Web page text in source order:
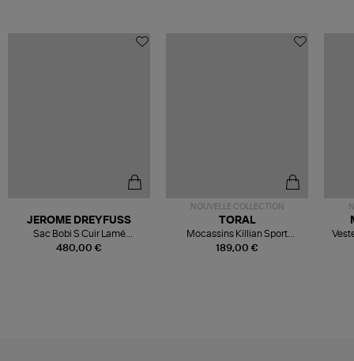
480,00 €
JEROME DREYFUSS
Sac Bobi S Cuir Lamé
Champagne
NOUVELLE COLLECTION
189,00 €
TORAL
Mocassins Killian Sport
Mousse